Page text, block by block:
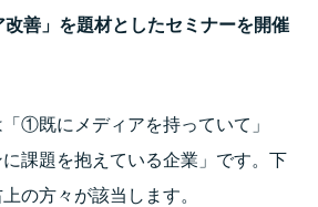
改善 」を題材としたセミナーを開催
①既にメディアを持っていて」
課題を抱えている企業」です。下
の方々が該当します。